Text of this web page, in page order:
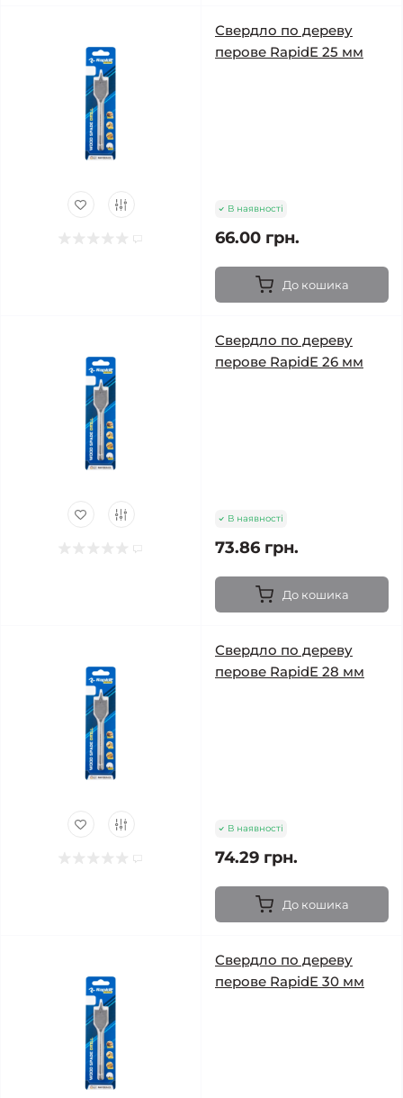
Свердло по дереву
перове RapidE 25 мм
В наявності
66.00 грн.
До кошика
Свердло по дереву
перове RapidE 26 мм
В наявності
73.86 грн.
До кошика
Свердло по дереву
перове RapidE 28 мм
В наявності
74.29 грн.
До кошика
Свердло по дереву
перове RapidE 30 мм